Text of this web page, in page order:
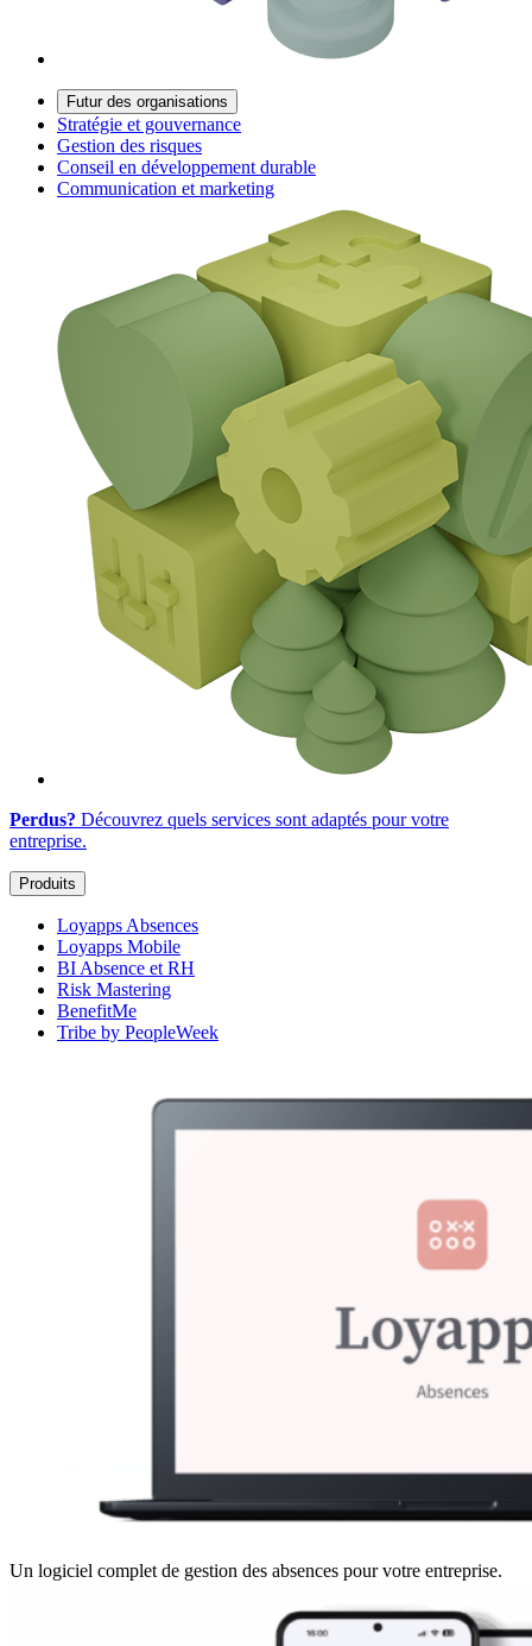
Futur des organisations
Stratégie et gouvernance
Gestion des risques
Conseil en développement durable
Communication et marketing
Perdus? Découvrez quels services sont adaptés pour votre
entreprise.
Produits
Loyapps Absences
Loyapps Mobile
BI Absence et RH
Risk Mastering
BenefitMe
Tribe by PeopleWeek
Un logiciel complet de gestion des absences pour votre entreprise.